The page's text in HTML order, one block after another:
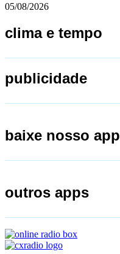
05/08/2026
clima e tempo
publicidade
baixe nosso app
outros apps